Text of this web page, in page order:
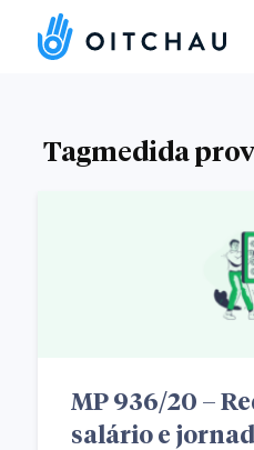
Tagmedida
MP 936/20 –
salário e